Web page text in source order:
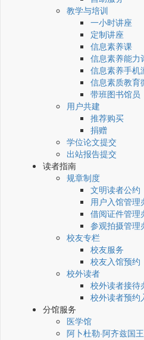
教学与培训
一小时讲座
定制讲座
信息素养课
信息素养能力
信息素养手机
信息素质教育
带班图书馆员
用户共建
推荐购买
捐赠
学位论文提交
出站报告提交
读者指南
规章制度
文明读者公约
用户入馆管理
借阅证件管理
参观拍摄管理
校友专栏
校友服务
校友入馆预约
校外读者
校外读者接待
校外读者预约
分馆服务
医学馆
阿卜杜勒·阿齐兹国